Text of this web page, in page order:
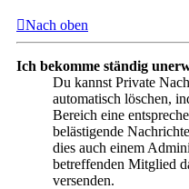
Nach oben
Ich bekomme ständig
Du kannst Private
automatisch löschen,
Bereich eine
belästigende
dies auch einem
betreffenden Mitglied
versenden.